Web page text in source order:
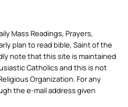
Mass Readings, Prayers,
plan to read bible, Saint of the
note that this site is maintained
Catholics and this is not
Organization. For any
the e-mail address given